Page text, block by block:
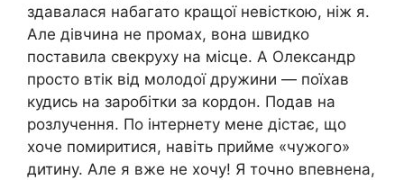
здавалася набагато кращої невісткою, ніж я.
Але дівчина не промах, вона швидко
поставила свекруху на місце. А Олександр
просто втік від молодої дружини — поїхав
кудись на заробітки за кордон. Подав на
розлучення. По інтернету мене дістає, що
хоче помиритися, навіть прийме «чужого»
дитину. Але я вже не хочу! Я точно впевнена,